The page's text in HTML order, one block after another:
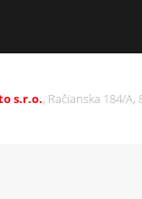
s.r.o., Račianska 184/A,